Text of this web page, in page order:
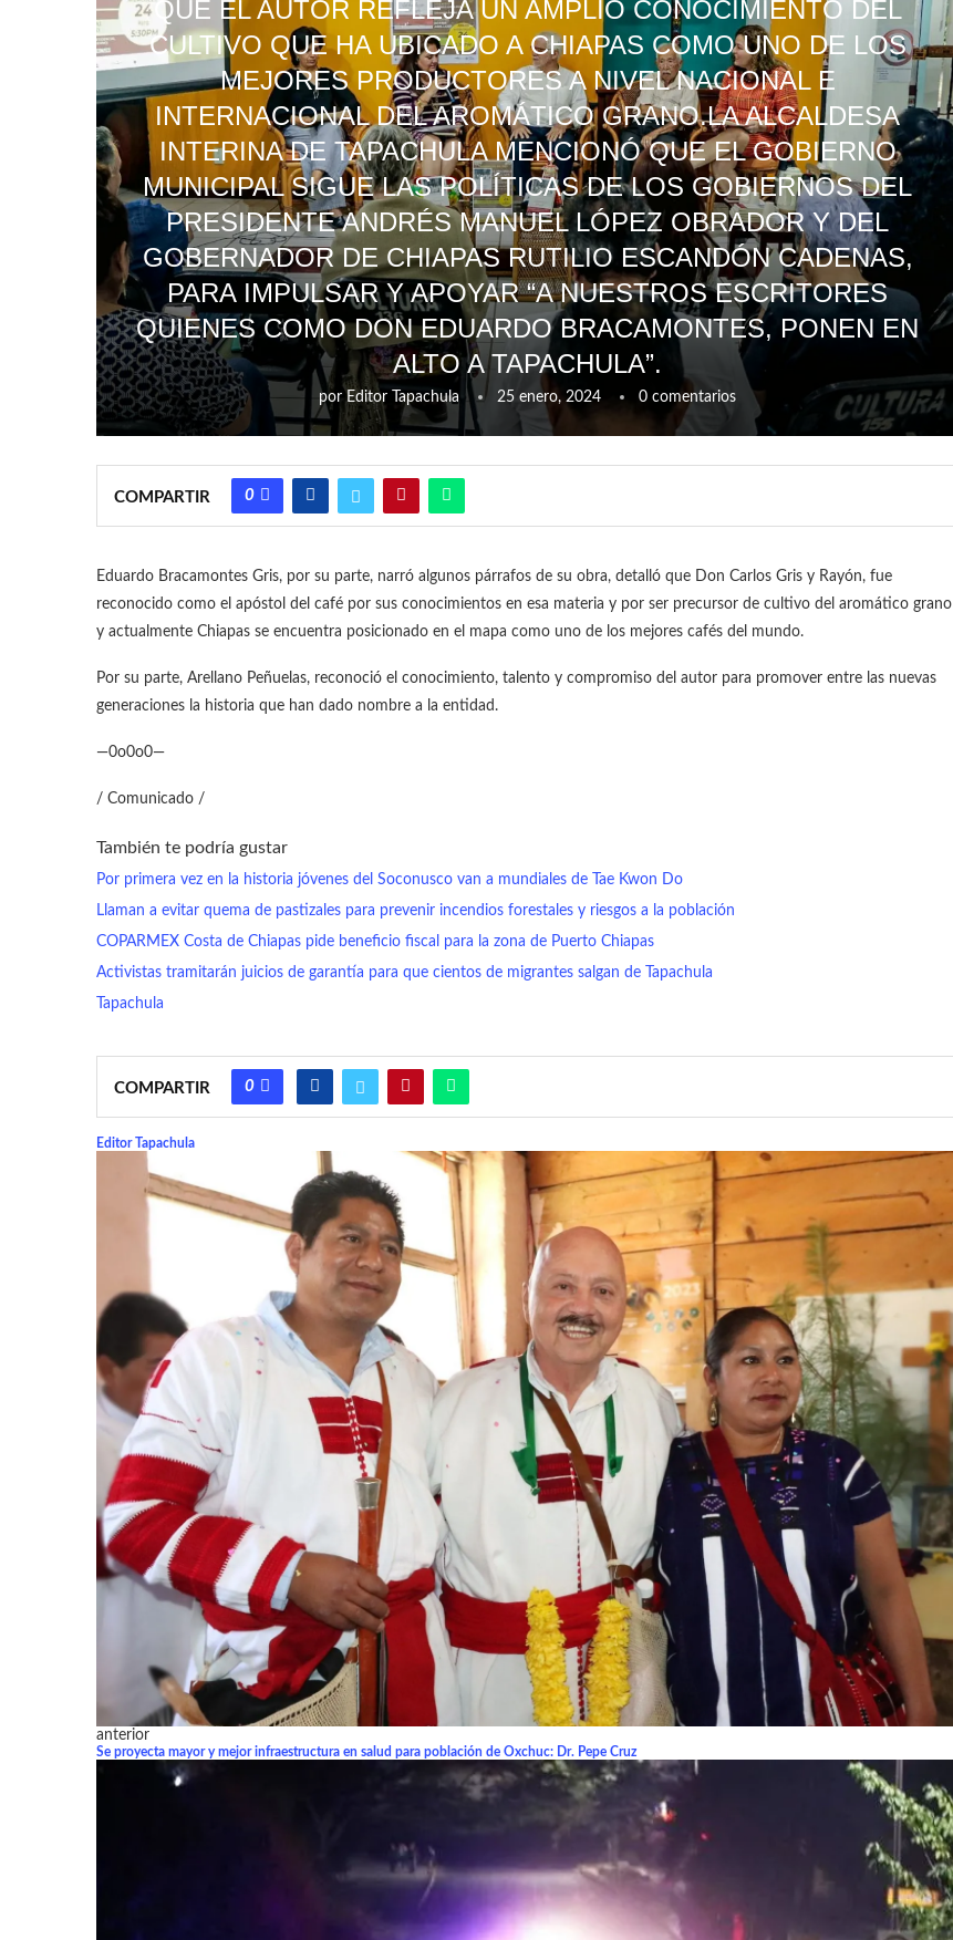
QUE EL AUTOR REFLEJA UN AMPLIO CONOCIMIENTO DEL
CULTIVO QUE HA UBICADO A CHIAPAS COMO UNO DE LOS
MEJORES PRODUCTORES A NIVEL NACIONAL E
INTERNACIONAL DEL AROMÁTICO GRANO.LA ALCALDESA
INTERINA DE TAPACHULA MENCIONÓ QUE EL GOBIERNO
MUNICIPAL SIGUE LAS POLÍTICAS DE LOS GOBIERNOS DEL
PRESIDENTE ANDRÉS MANUEL LÓPEZ OBRADOR Y DEL
GOBERNADOR DE CHIAPAS RUTILIO ESCANDÓN CADENAS,
PARA IMPULSAR Y APOYAR “A NUESTROS ESCRITORES
QUIENES COMO DON EDUARDO BRACAMONTES, PONEN EN
ALTO A TAPACHULA”.
porEditor Tapachula 25 enero, 2024 0 comentarios
COMPARTIR 0
Eduardo Bracamontes Gris, por su parte, narró algunos párrafos de su obra, detalló que Don Carlos Gris y Rayón, fue
reconocido como el apóstol del café por sus conocimientos en esa materia y por ser precursor de cultivo del aromático grano
y actualmente Chiapas se encuentra posicionado en el mapa como uno de los mejores cafés del mundo.
Por su parte, Arellano Peñuelas, reconoció el conocimiento, talento y compromiso del autor para promover entre las nuevas
generaciones la historia que han dado nombre a la entidad.
—0o0o0—
/ Comunicado /
También te podría gustar
Por primera vez en la historia jóvenes del Soconusco van a mundiales de Tae Kwon Do
Llaman a evitar quema de pastizales para prevenir incendios forestales y riesgos a la población
COPARMEX Costa de Chiapas pide beneficio fiscal para la zona de Puerto Chiapas
Activistas tramitarán juicios de garantía para que cientos de migrantes salgan de Tapachula
Tapachula
COMPARTIR 0
Editor Tapachula
anterior
Se proyecta mayor y mejor infraestructura en salud para población de Oxchuc: Dr. Pepe Cruz